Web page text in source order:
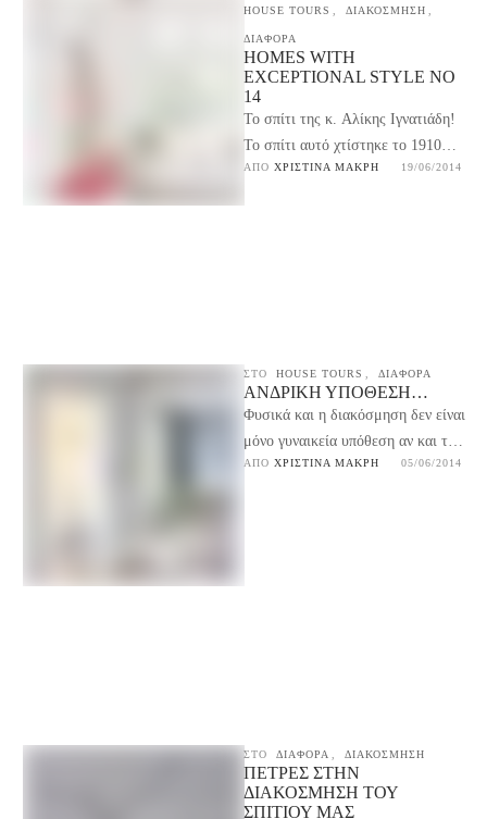
HOUSE TOURS
ΔΙΑΚΟΣΜΗΣΗ
ΔΙΑΦΟΡΑ
HOMES WITH
EXCEPTIONAL STYLE NO
14
Το σπίτι της κ. Αλίκης Ιγνατιάδη!
Το σπίτι αυτό χτίστηκε το 1910
στην Ρουμανία για να κατοικήσει
ΑΠΌ ΧΡΙΣΤΊΝΑ ΜΑΚΡΉ 19/06/2014
ΣΤΟ HOUSE TOURS ΔΙΑΦΟΡΑ
ΑΝΔΡΙΚΉ ΥΠΌΘΕΣΗ…
Φυσικά και η διακόσμηση δεν είναι
μόνο γυναικεία υπόθεση αν και τα
blogs διακόσμησης στην
ΑΠΌ ΧΡΙΣΤΊΝΑ ΜΑΚΡΉ 05/06/2014
ΣΤΟ ΔΙΑΦΟΡΑ ΔΙΑΚΟΣΜΗΣΗ
ΠΈΤΡΕΣ ΣΤΗΝ
ΔΙΑΚΌΣΜΗΣΗ ΤΟΥ
ΣΠΙΤΙΟΎ ΜΑΣ